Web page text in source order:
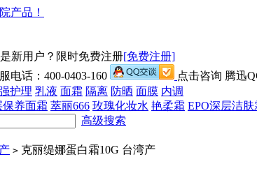
新用户？限时免费注册[免费注册]
电话：400-0403-160
点击咨询 腾迅
护理 乳液 面霜 隔离 防晒 面膜 内调
保养面霜 萃丽666 玫瑰化妆水 艳柔霜 EPO深层洁肤
高级搜索
> 克丽缇娜蛋白霜10G 台湾产